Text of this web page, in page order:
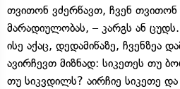
თვითონ ვძერწავთ, ჩვენ თვითონ
მარადიულობას, – კარგს ან
ისე აქაც, დედამიწაზე, ჩვენზეა
ავირჩევთ მიზნად: სიკეთეს თუ
თუ სიკვდილს? აირჩიე სიკეთე